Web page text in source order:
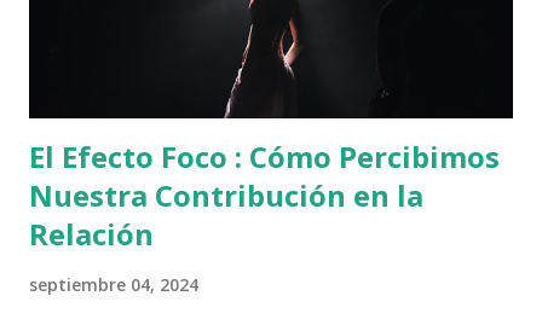
sección y veras que aparece "Calendario de cumpleaños" 8.
Desmarca la opción que dice "Calendar...
El Efecto Foco : Cómo Percibimos
Nuestra Contribución en la
Relación
septiembre 04, 2024